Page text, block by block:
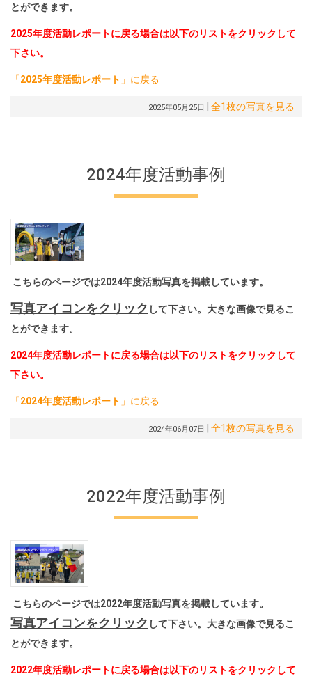
とができます。
2025年度活動レポートに戻る場合は以下のリストをクリックして
下さい。
「2025年度活動レポート 」に戻る
2025年05月25日 全1枚の写真を見る
2024年度活動事例
こちらのページでは2024年度活動写真を掲載しています。
写真アイコンをクリック して下さい。大きな画像で見るこ
とができます。
2024年度活動レポートに戻る場合は以下のリストをクリックして
下さい。
「2024年度活動レポート 」に戻る
2024年06月07日 全1枚の写真を見る
2022年度活動事例
こちらのページでは2022年度活動写真を掲載しています。
写真アイコンをクリック して下さい。大きな画像で見るこ
とができます。
2022年度活動レポートに戻る場合は以下のリストをクリックして